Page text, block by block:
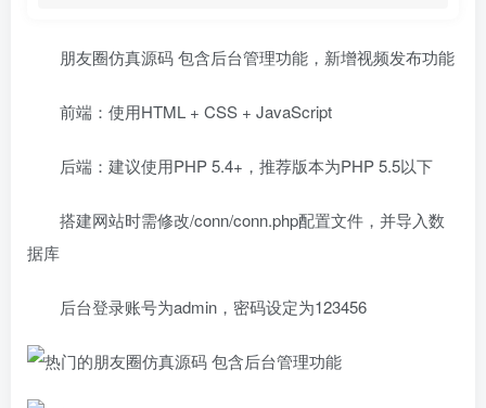
朋友圈仿真源码 包含后台管理功能，新增视频发布功能
前端：使用HTML + CSS + JavaScript
后端：建议使用PHP 5.4+，推荐版本为PHP 5.5以下
搭建网站时需修改/conn/conn.php配置文件，并导入数
据库
后台登录账号为admin，密码设定为123456